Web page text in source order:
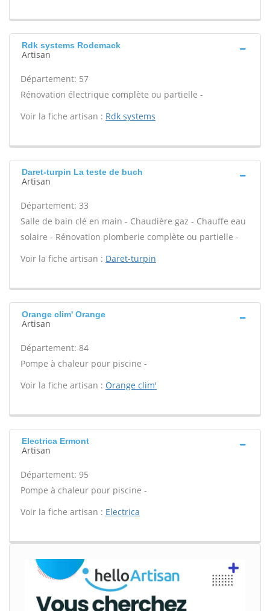
Rdk systems Rodemack
Artisan
Département: 57
Rénovation électrique complète ou partielle -
Voir la fiche artisan : Rdk systems
Daret-turpin La teste de buch
Artisan
Département: 33
Salle de bain clé en main - Chaudière gaz - Chauffe eau
solaire - Rénovation plomberie complète ou partielle -
Voir la fiche artisan : Daret-turpin
Orange clim' Orange
Artisan
Département: 84
Pompe à chaleur pour piscine -
Voir la fiche artisan : Orange clim'
Electrica Ermont
Artisan
Département: 95
Pompe à chaleur pour piscine -
Voir la fiche artisan : Electrica